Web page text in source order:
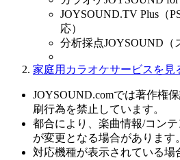
JOYSOUND.TV Plus（
応）
分析採点JOYSOUND（
家庭用カラオケサービスを見
JOYSOUND.comでは著作権
刷行為を禁止しています。
都合により、楽曲情報/コン
が変更となる場合があります。
対応機種が表示されている場